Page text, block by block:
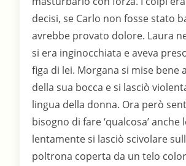
decisi, se Carlo non fosse stato
avrebbe provato dolore. Laura
si era inginocchiata e aveva
figa di lei. Morgana si mise bene
della sua bocca e si lasciò
lingua della donna. Ora però
bisogno di fare ‘qualcosa’ anche
lentamente si lasciò scivolare
poltrona coperta da un telo